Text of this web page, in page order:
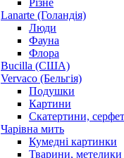
Lanarte (Голандія)
Люди
Фауна
Флора
Bucilla (США)
Vervaco (Бельгія)
Подушки
Картини
Скатертини,
Чарiвна мить
Кумедні картинки
Тварини, метелики